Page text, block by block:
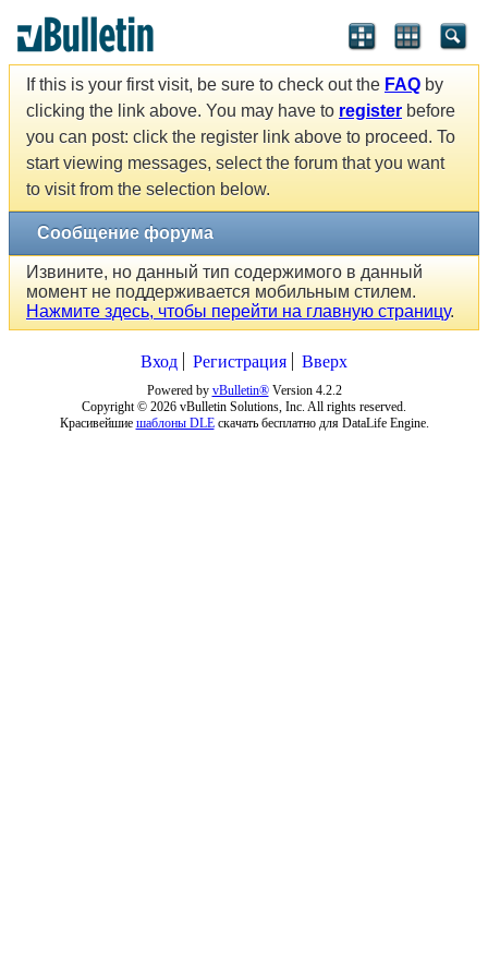
If this is your first visit, be sure to check out the FAQ by
clicking the link above. You may have to register before
you can post: click the register link above to proceed. To
start viewing messages, select the forum that you want
to visit from the selection below.
Сообщение форума
Извините, но данный тип содержимого в данный
момент не поддерживается мобильным стилем.
Нажмите здесь, чтобы перейти на главную страницу.
Вход Регистрация Вверх
Powered by vBulletin®Version 4.2.2
Copyright © 2026 vBulletin Solutions, Inc. All rights reserved.
Красивейшие шаблоны DLEскачать бесплатно для DataLife Engine.